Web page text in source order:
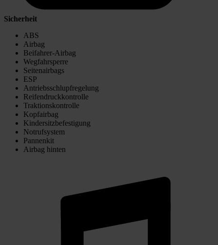
Sicherheit
ABS
Airbag
Beifahrer-Airbag
Wegfahrsperre
Seitenairbags
ESP
Antriebsschlupfregelung
Reifendruckkontrolle
Traktionskontrolle
Kopfairbag
Kindersitzbefestigung
Notrufsystem
Pannenkit
Airbag hinten